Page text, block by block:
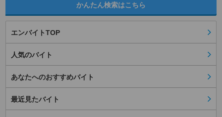
かんたん検索はこちら
エンバイトTOP
人気のバイト
あなたへのおすすめバイト
最近見たバイト